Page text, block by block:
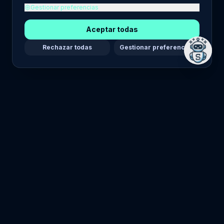
Gestionar preferencias
Aceptar todas
Rechazar todas Gestionar preferencias